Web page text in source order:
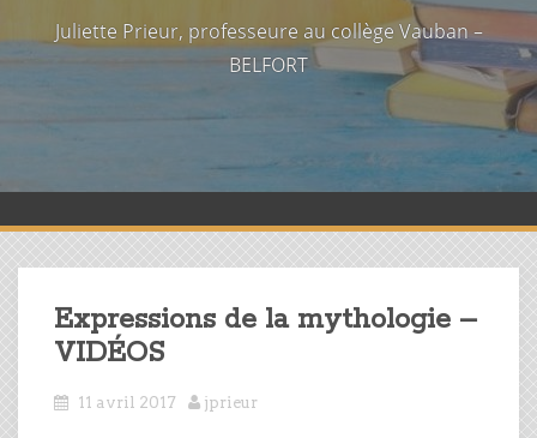
Juliette Prieur, professeure au collège Vauban –
BELFORT
Expressions de la mythologie –
VIDÉOS
11 avril 2017 jprieur